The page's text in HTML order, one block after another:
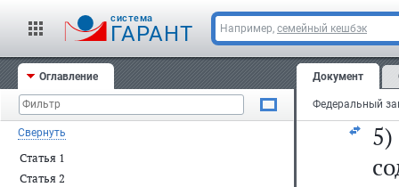
cистема
ГАРАНТ Например, семейный кешбэк
Оглавление
Свернуть
Статья 1
Статья 2
Документ